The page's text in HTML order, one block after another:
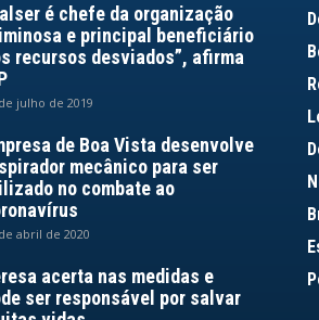
é chefe da organização
e principal beneficiário
recursos desviados”, afirma
julho de 2019
de Boa Vista desenvolve
mecânico para ser
no combate ao
abril de 2020
acerta nas medidas e
ser responsável por salvar